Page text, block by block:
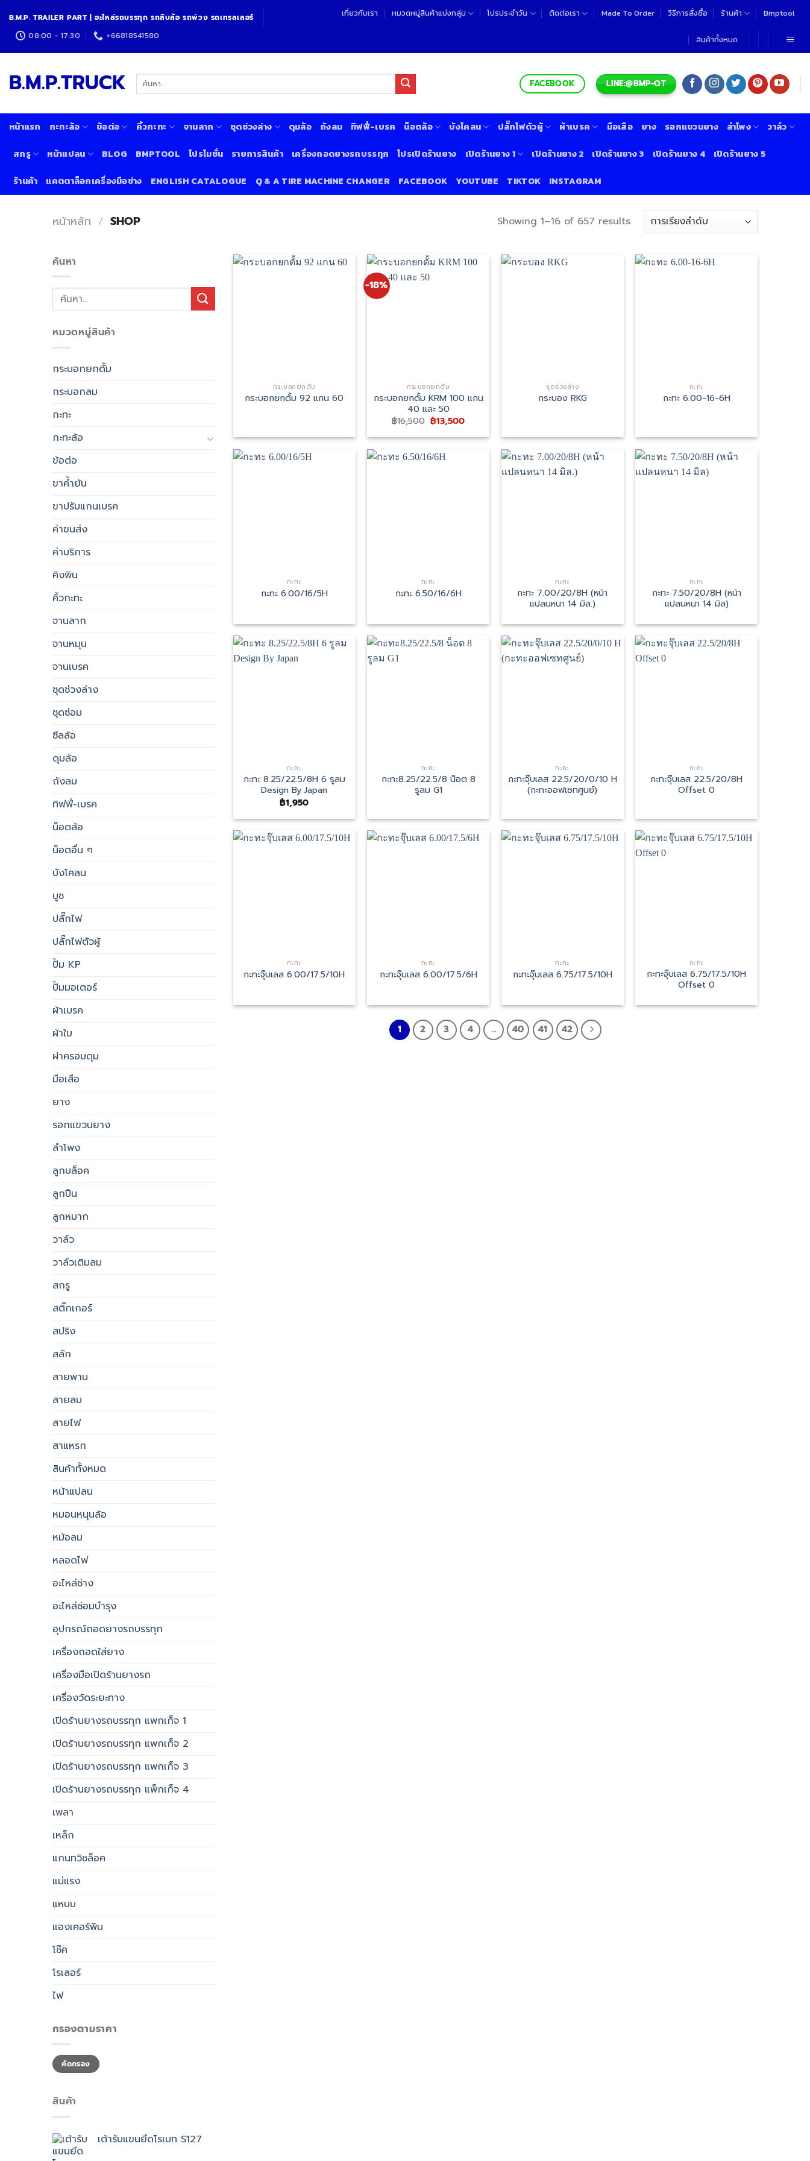
to
content
B.M.P. TRAILER PART | อะไหล่รถบรรทุก รถสิบล้อ รถพ่วง รถเทรลเลอร์
08:00 - 17:30 +66818541580
เกี่ยวกับเรา หมวดหมู่สินค้าแบ่งกลุ่ม โปรประจำวัน ติดต่อเรา Made To Order วิธีการสั่งซื้อ ร้านค้า Bmptool
สินค้าทั้งหมด
B.M.P.TRUCK ค้นหา: FACEBOOK LINE:@BMP-QT
หน้าแรก กะทะล้อ ข้อต่อ คิ้วกะทะ จานลาก ชุดช่วงล่าง ดุมล้อ ถังลม ทิฟฟี่-เบรค น็อตล้อ บังโคลน ปลั๊กไฟตัวผู้ ผ้าเบรค มือเสือ ยาง รอกแขวนยาง ลำโพง วาล์ว
สกรู หน้าแปลน BLOG BMPTOOL โปรโมชั่น รายการสินค้า เครื่องถอดยางรถบรรทุก โปรเปิดร้านยาง เปิดร้านยาง 1 เปิดร้านยาง 2 เปิดร้านยาง 3 เปิดร้านยาง 4 เปิดร้านยาง 5
ร้านค้า แคตตาล็อกเครื่องมือช่าง ENGLISH CATALOGUE Q & A TIRE MACHINE CHANGER FACEBOOK YOUTUBE TIKTOK INSTAGRAM
หน้าหลัก / SHOP Showing 1–16 of 657 results
ค้นหา
ค้นหา:
หมวดหมู่สินค้า
กระบอกยกดั้ม
กระบอกลม
กะทะ
กะทะล้อ
ข้อต่อ
ขาค้ำยัน
ขาปรับแกนเบรค
ค่าขนส่ง
ค่าบริการ
คิงพิน
คิ้วกะทะ
จานลาก
จานหมุน
จานเบรค
ชุดช่วงล่าง
ชุดซ่อม
ซีลล้อ
ดุมล้อ
ถังลม
ทิฟฟี่-เบรค
น็อตล้อ
น็อตอื่น ๆ
บังโคลน
บูช
ปลั๊กไฟ
ปลั๊กไฟตัวผู้
ปั้ม KP
ปั้มมอเตอร์
ผ้าเบรค
ผ้าใบ
ฝาครอบดุม
มือเสือ
ยาง
รอกแขวนยาง
ลำโพง
ลูกบล็อค
ลูกปืน
ลูกหมาก
วาล์ว
วาล์วเติมลม
สกรู
สติ๊กเกอร์
สปริง
สลัก
สายพาน
สายลม
สายไฟ
สาแหรก
สินค้าทั้งหมด
หน้าแปลน
หมอนหนุนล้อ
หม้อลม
หลอดไฟ
อะไหล่ช่าง
อะไหล่ซ่อมบำรุง
อุปกรณ์ถอดยางรถบรรทุก
เครื่องถอดใส่ยาง
เครื่องมือเปิดร้านยางรถ
เครื่องวัดระยะทาง
เปิดร้านยางรถบรรทุก แพกเก็จ 1
เปิดร้านยางรถบรรทุก แพกเก็จ 2
เปิดร้านยางรถบรรทุก แพกเก็จ 3
เปิดร้านยางรถบรรทุก แพ็กเก็จ 4
เพลา
เหล็ก
แกนทวิชล็อค
แม่แรง
แหนบ
แองเคอร์พิน
โช๊ค
โรเลอร์
ไฟ
กรองตามราคา
ราคา
ต่ำ
สุด
ราคา
สูงสุดคัดกรอง
สินค้า
เต้ารับแขนยึดโรเบท S127
กระบอกยกดั้ม
กระบอกยกดั้ม 92 แกน 60
-18%
กระบอกยกดั้ม
กระบอกยกดั้ม KRM 100 แกน
40 และ 50
฿16,500 Original
price
was:
฿13,500Current
is:
ชุดช่วงล่าง
กระบอง RKG
กะทะ
กะทะ 6.00-16-6H
กะทะ
กะทะ 6.00/16/5H
กะทะ
กะทะ 6.50/16/6H
กะทะ
กะทะ 7.00/20/8H (หน้า
แปลนหนา 14 มิล.)
กะทะ
กะทะ 7.50/20/8H (หน้า
แปลนหนา 14 มิล)
กะทะ
กะทะ 8.25/22.5/8H 6 รูลม
Design By Japan
฿1,950
กะทะ
กะทะ8.25/22.5/8 น็อต 8
รูลม G1
กะทะ
กะทะจุ๊บเลส 22.5/20/0/10 H
(กะทะออฟเซทศูนย์)
กะทะ
กะทะจุ๊บเลส 22.5/20/8H
Offset 0
กะทะ
กะทะจุ๊บเลส 6.00/17.5/10H
กะทะ
กะทะจุ๊บเลส 6.00/17.5/6H
กะทะ
กะทะจุ๊บเลส 6.75/17.5/10H
กะทะ
กะทะจุ๊บเลส 6.75/17.5/10H
Offset 0
1 2 3 4 … 40 41 42